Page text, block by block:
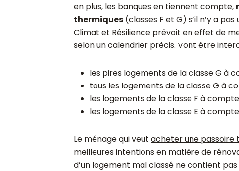
en plus, les banques en tiennent compte,
thermiques (classes F et G) s’il n’y a
Climat et Résilience prévoit en effet de
selon un calendrier précis. Vont être
les pires logements de la classe G à
tous les logements de la classe G à
les logements de la classe F à
les logements de la classe E à
Le ménage qui veut acheter une passoire
meilleures intentions en matière de
d’un logement mal classé ne contient pas